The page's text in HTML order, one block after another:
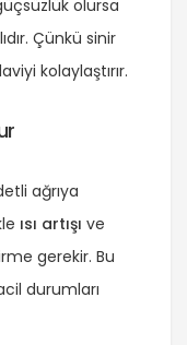
olursa
Çünkü sinir
kolaylaştırır.
ağrıya
ısı artışı ve
gerekir. Bu
durumları